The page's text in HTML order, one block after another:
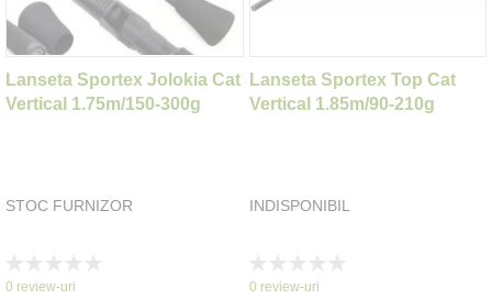
Lanseta Sportex Jolokia Cat
Vertical 1.75m/150-300g
STOC FURNIZOR
0%
0 review-uri
Lanseta Sportex Top Cat
Vertical 1.85m/90-210g
INDISPONIBIL
0%
0 review-uri